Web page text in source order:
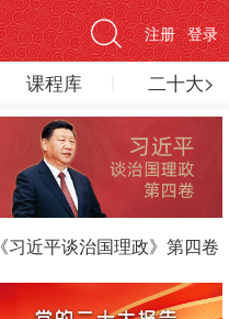
登录
注册
课程库 二十大>
《习近平谈治国理政》第四卷